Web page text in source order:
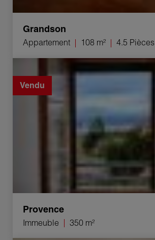
Grandson
Appartement 108 m² 4.5 Pièces
Vente Immeuble Provence 350 m²
Vendu
Provence
Immeuble 350 m²